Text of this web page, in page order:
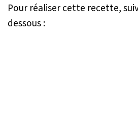
Pour réaliser cette recette,
dessous :